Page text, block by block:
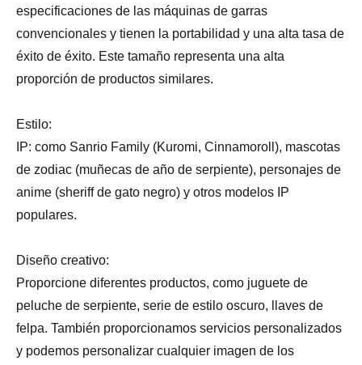
especificaciones de las máquinas de garras
convencionales y tienen la portabilidad y una alta tasa de
éxito de éxito. Este tamaño representa una alta
proporción de productos similares.
Estilo:
IP: como Sanrio Family (Kuromi, Cinnamoroll), mascotas
de zodiac (muñecas de año de serpiente), personajes de
anime (sheriff de gato negro) y otros modelos IP
populares.
Diseño creativo:
Proporcione diferentes productos, como juguete de
peluche de serpiente, serie de estilo oscuro, llaves de
felpa. También proporcionamos servicios personalizados
y podemos personalizar cualquier imagen de los